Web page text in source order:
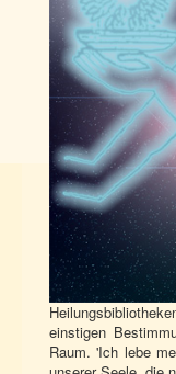
einstigen
Raum. 'Ich lebe